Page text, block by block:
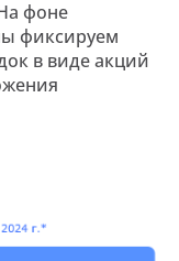
фоне
фиксируем
в виде акций